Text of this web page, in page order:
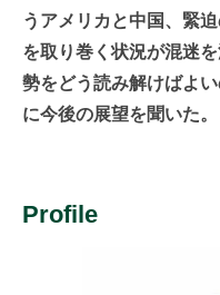
うアメリカと中国、緊
を取り巻く状況が混迷
勢をどう読み解けばよ
に今後の展望を聞いた。
Profile